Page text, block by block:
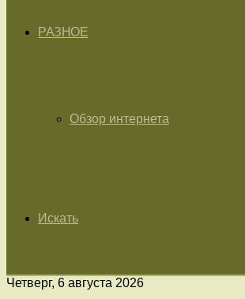
РАЗНОЕ
Обзор интернета
Искать
Четверг, 6 августа 2026